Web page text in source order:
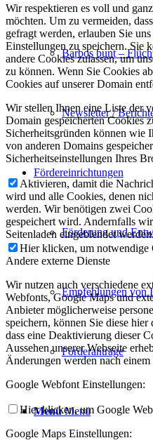
Barbos bunt –
Newsletter /
Fördereinrichtungen
Förderung und
Empfehlungen von
Förderanträge
Menü Menü
Wir respektieren es voll und
möchten. Um zu vermeiden,
gefragt werden, erlauben Sie
Einstellungen zu speichern. Sie
andere Cookies zulassen, um
zu können. Wenn Sie Cookies
Cookies auf unserer Domain
Wir stellen Ihnen eine Liste der
Domain gespeicherten Cookies
Sicherheitsgründen können wie
von anderen Domains
Sicherheitseinstellungen Ihres
Aktivieren, damit die
wird und alle Cookies, denen
werden. Wir benötigen zwei
gespeichert wird. Andernfalls
Seitenladen eingeblendet
Hier klicken, um notwendige
Andere externe Dienste
Wir nutzen auch verschiedene
Webfonts, Google Maps und
Anbieter möglicherweise
speichern, können Sie diese
dass eine Deaktivierung dieser
Aussehen unserer Webseite
Änderungen werden nach
Google Webfont Einstellungen:
Hier klicken, um Google
Google Maps Einstellungen: